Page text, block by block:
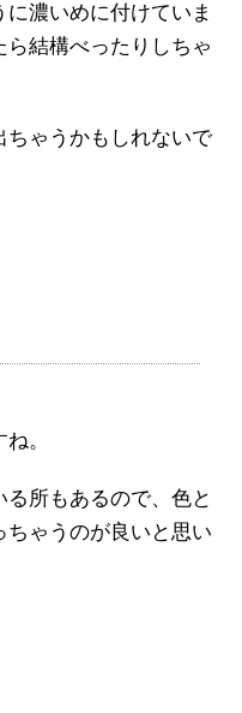
濃いめに付けていま
結構べったりしちゃ
ちゃうかもしれないで
。
所もあるので、色と
ゃうのが良いと思い